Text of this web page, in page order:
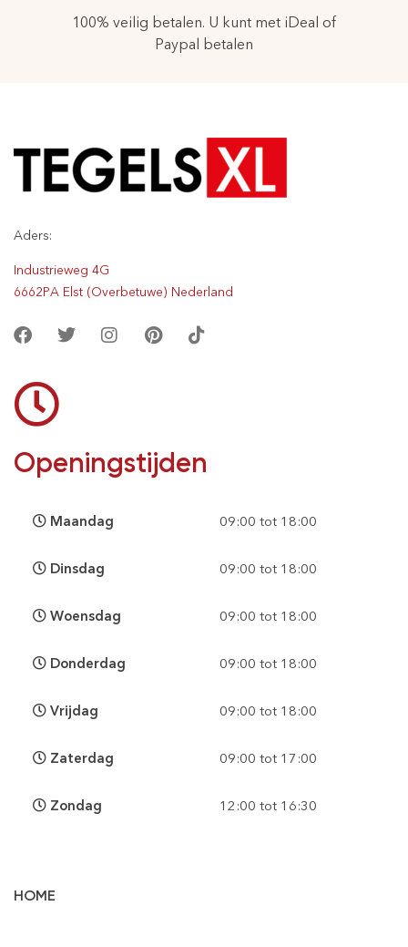
100% veilig betalen. U kunt met iDeal of
Paypal betalen
Aders:
Industrieweg 4G
6662PA Elst (Overbetuwe) Nederland
HOME
Openingstijden
Maandag 09:00 tot 18:00
Dinsdag 09:00 tot 18:00
Woensdag 09:00 tot 18:00
Donderdag 09:00 tot 18:00
Vrijdag 09:00 tot 18:00
Zaterdag 09:00 tot 17:00
Zondag 12:00 tot 16:30